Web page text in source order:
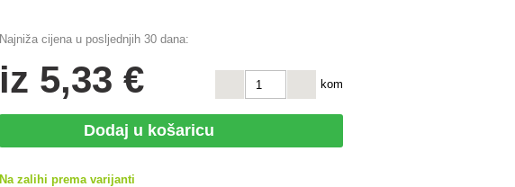
Najniža cijena u posljednjih 30 dana:
iz 5,33 € kom
Dodaj u košaricu
Na zalihi prema varijanti